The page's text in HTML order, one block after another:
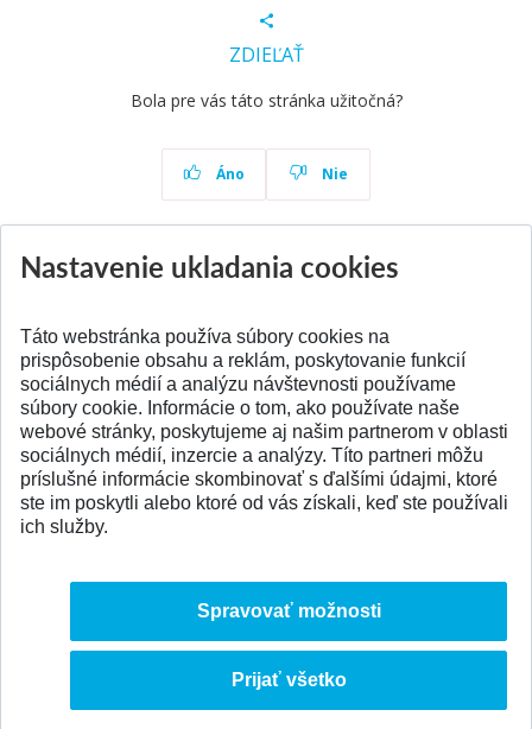
ZDIEĽAŤ
Bola pre vás táto stránka užitočná?
Áno Nie
SPÄŤ NA VRCH
Nastavenie ukladania cookies
Táto webstránka používa súbory cookies na
prispôsobenie obsahu a reklám, poskytovanie funkcií
sociálnych médií a analýzu návštevnosti používame
súbory cookie. Informácie o tom, ako používate naše
webové stránky, poskytujeme aj našim partnerom v oblasti
sociálnych médií, inzercie a analýzy. Títo partneri môžu
príslušné informácie skombinovať s ďalšími údajmi, ktoré
ste im poskytli alebo ktoré od vás získali, keď ste používali
ich služby.
Spravovať možnosti
Prijať všetko